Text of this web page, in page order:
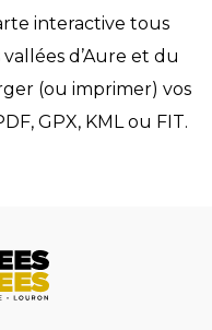
interactive tous
d’Aure et du
(ou imprimer) vos
GPX, KML ou FIT.